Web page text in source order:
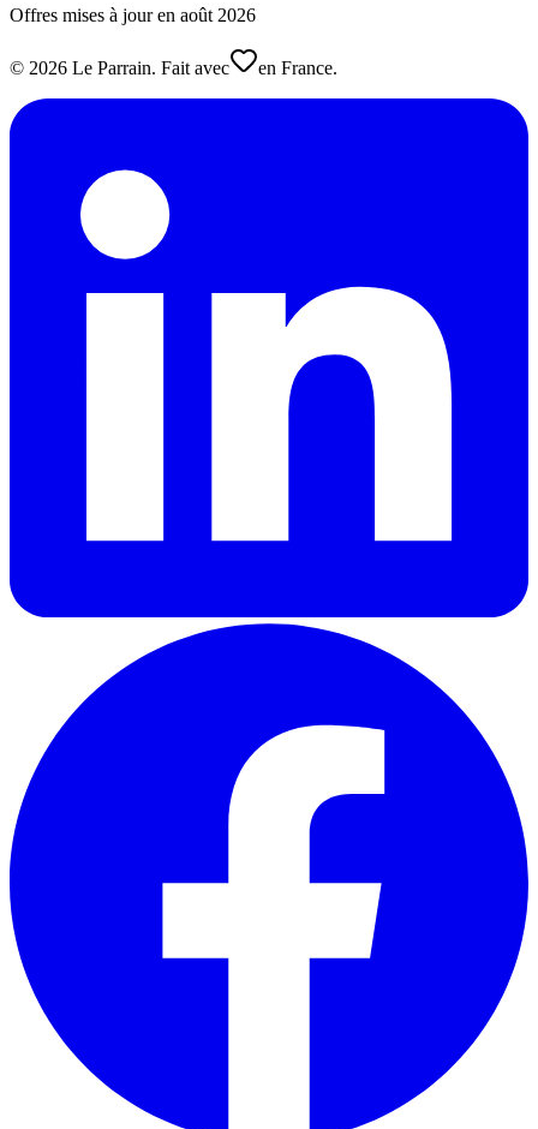
Offres mises à jour en août 2026
© 2026 Le Parrain. Fait avec en France.